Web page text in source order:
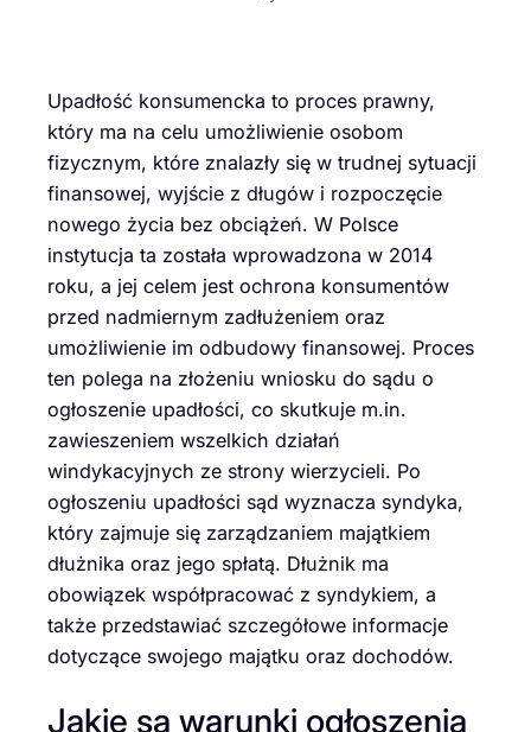
Upadłość konsumencka to proces prawny,
który ma na celu umożliwienie osobom
fizycznym, które znalazły się w trudnej sytuacji
finansowej, wyjście z długów i rozpoczęcie
nowego życia bez obciążeń. W Polsce
instytucja ta została wprowadzona w 2014
roku, a jej celem jest ochrona konsumentów
przed nadmiernym zadłużeniem oraz
umożliwienie im odbudowy finansowej. Proces
ten polega na złożeniu wniosku do sądu o
ogłoszenie upadłości, co skutkuje m.in.
zawieszeniem wszelkich działań
windykacyjnych ze strony wierzycieli. Po
ogłoszeniu upadłości sąd wyznacza syndyka,
który zajmuje się zarządzaniem majątkiem
dłużnika oraz jego spłatą. Dłużnik ma
obowiązek współpracować z syndykiem, a
także przedstawiać szczegółowe informacje
dotyczące swojego majątku oraz dochodów.
Jakie są warunki ogłoszenia